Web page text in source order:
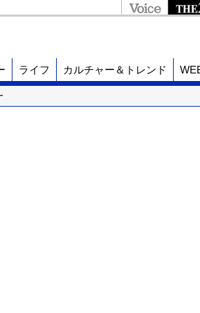
ライフ カルチャー＆トレンド